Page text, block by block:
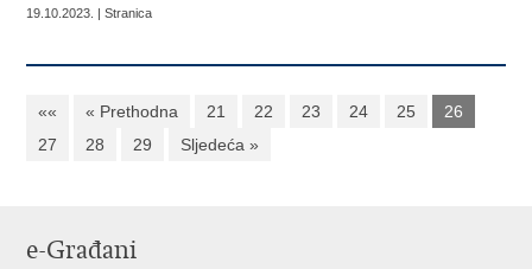
19.10.2023. | Stranica
«« « Prethodna 21 22 23 24 25
26
27
28 29 Sljedeća »
e-Građani